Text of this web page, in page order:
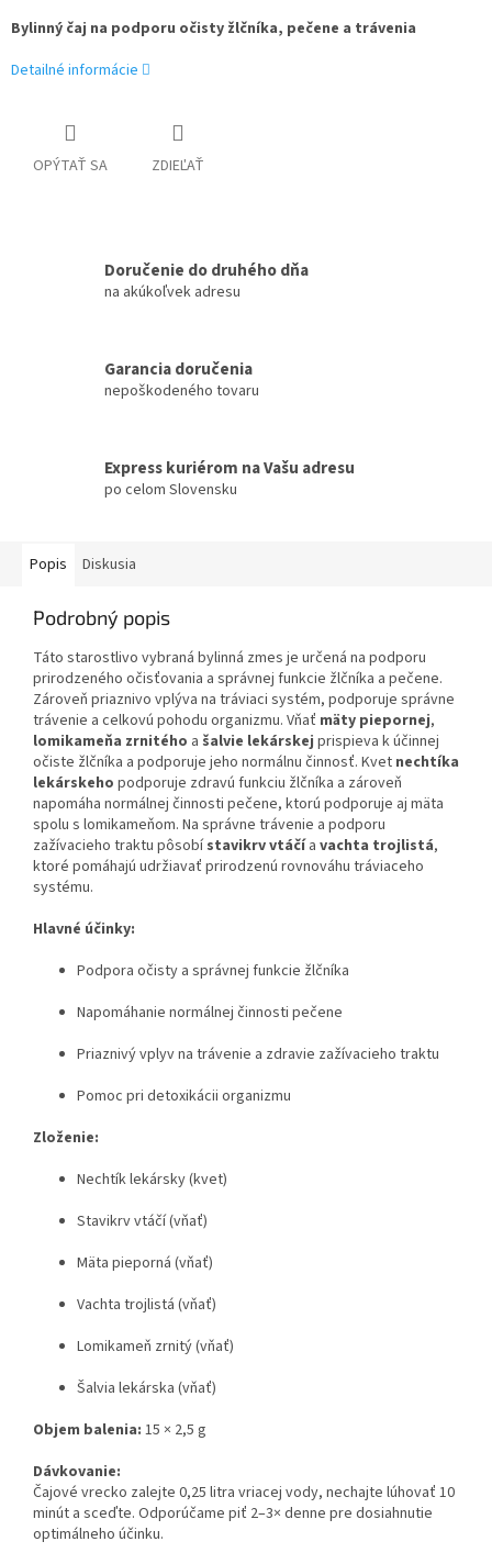
Bylinný čaj na podporu očisty žlčníka, pečene a trávenia
Detailné informácie
OPÝTAŤ SA ZDIEĽAŤ
Doručenie do druhého dňa
na akúkoľvek adresu
Garancia doručenia
nepoškodeného tovaru
Express kuriérom na Vašu adresu
po celom Slovensku
Popis Diskusia
Podrobný popis
Táto starostlivo vybraná bylinná zmes je určená na podporu
prirodzeného očisťovania a správnej funkcie žlčníka a pečene.
Zároveň priaznivo vplýva na tráviaci systém, podporuje správne
trávenie a celkovú pohodu organizmu. Vňať mäty piepornej,
lomikameňa zrnitého a šalvie lekárskej prispieva k účinnej
očiste žlčníka a podporuje jeho normálnu činnosť. Kvet nechtíka
lekárskeho podporuje zdravú funkciu žlčníka a zároveň
napomáha normálnej činnosti pečene, ktorú podporuje aj mäta
spolu s lomikameňom. Na správne trávenie a podporu
zažívacieho traktu pôsobístavikrv vtáčía vachta trojlistá,
ktoré pomáhajú udržiavať prirodzenú rovnováhu tráviaceho
systému.
Hlavné účinky:
Podpora očisty a správnej funkcie žlčníka
Napomáhanie normálnej činnosti pečene
Priaznivý vplyv na trávenie a zdravie zažívacieho traktu
Pomoc pri detoxikácii organizmu
Zloženie:
Nechtík lekársky (kvet)
Stavikrv vtáčí (vňať)
Mäta pieporná (vňať)
Vachta trojlistá (vňať)
Lomikameň zrnitý (vňať)
Šalvia lekárska (vňať)
Objem balenia: 15 × 2,5 g
Dávkovanie:
Čajové vrecko zalejte 0,25 litra vriacej vody, nechajte lúhovať 10
minút a sceďte. Odporúčame piť 2–3× denne pre dosiahnutie
optimálneho účinku.